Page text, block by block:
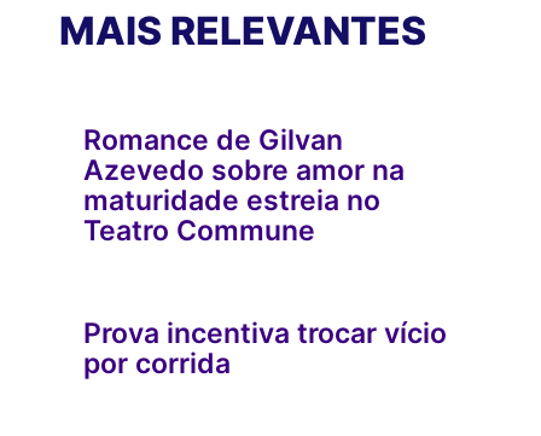
MAIS RELEVANTES
Romance de Gilvan
Azevedo sobre amor na
maturidade estreia no
Teatro Commune
Prova incentiva trocar vício
por corrida